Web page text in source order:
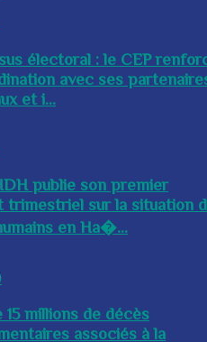
électoral : le CEP
avec ses
et i...
publie son premier
trimestriel sur la situation
en Ha�...
15 millions de décès
associés à la